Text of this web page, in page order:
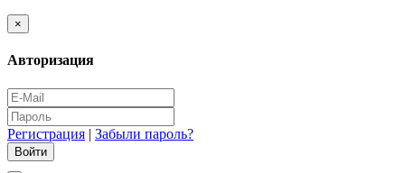
×
Авторизация
Регистрация | Забыли пароль?